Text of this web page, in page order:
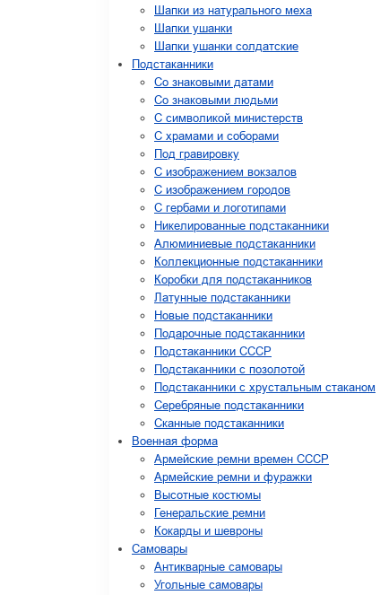
Шапки из натурального меха
Шапки ушанки
Шапки ушанки солдатские
Подстаканники
Со знаковыми датами
Cо знаковыми людьми
C символикой министерств
C храмами и соборами
Под гравировку
С изображением вокзалов
С изображением городов
С гербами и логотипами
Никелированные подстаканники
Алюминиевые подстаканники
Коллекционные подстаканники
Коробки для подстаканников
Латунные подстаканники
Новые подстаканники
Подарочные подстаканники
Подстаканники СССР
Подстаканники с позолотой
Подстаканники с хрустальным стаканом
Серебряные подстаканники
Сканные подстаканники
Военная форма
Армейские ремни времен СССР
Армейские ремни и фуражки
Высотные костюмы
Генеральские ремни
Кокарды и шевроны
Cамовары
Антикварные самовары
Угольные самовары